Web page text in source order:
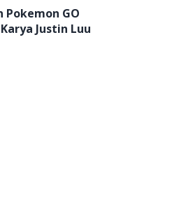
Pokemon GO
Justin Luu